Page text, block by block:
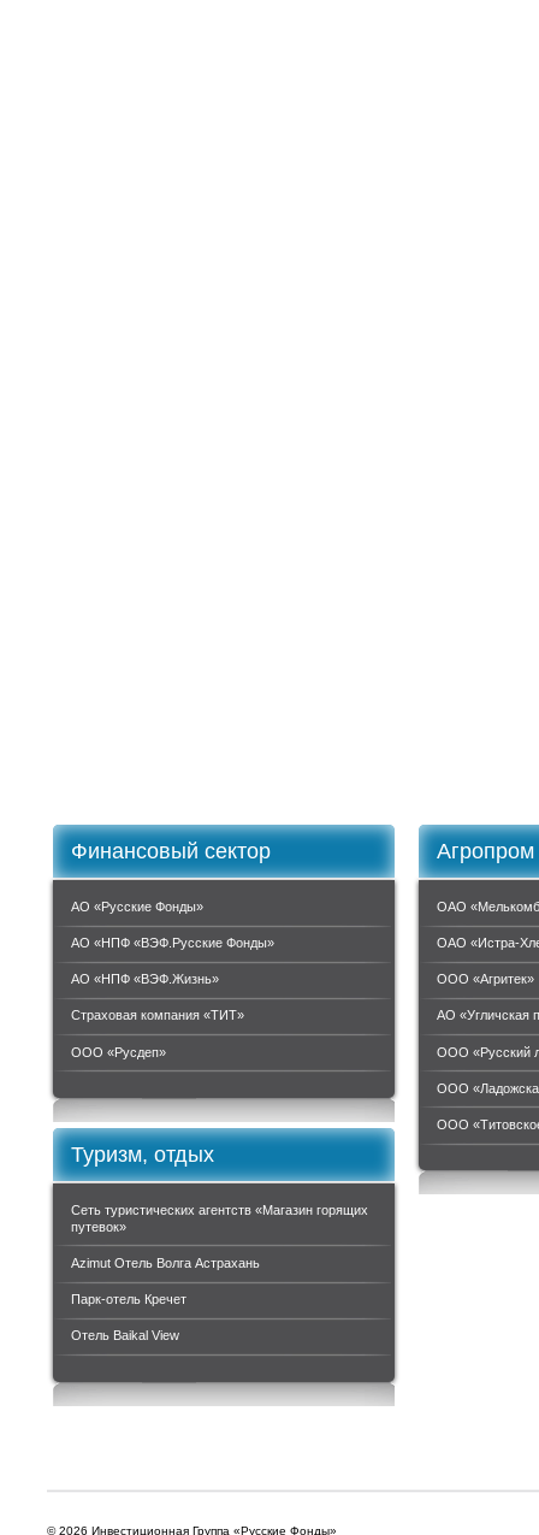
Финансовый сектор
АО «Русские Фонды»
АО «НПФ «ВЭФ.Русские Фонды»
АО «НПФ «ВЭФ.Жизнь»
Страховая компания «ТИТ»
ООО «Руcдеп»
Агропром
ОАО
ОАО «Истра-
ООО «Агритек»
АО «Угличская
ООО «Русский
ООО
ООО
Туризм, отдых
Сеть туристических агентств «Магазин горящих
путевок»
Azimut Отель Волга Астрахань
Парк-отель Кречет
Отель Baikal View
© 2026 Инвестиционная Группа «Русские Фонды»